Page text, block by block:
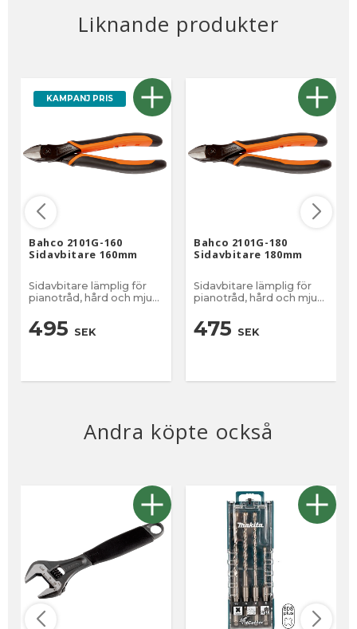
Liknande produkter
KAMPANJ PRIS
Bahco 2101G-160
Sidavbitare 160mm
Sidavbitare lämplig för
pianotråd, hård och mjuk
495 SEK
Bahco 2101G-180
Sidavbitare 180mm
Sidavbitare lämplig för
pianotråd, hård och mjuk
475 SEK
Andra köpte också